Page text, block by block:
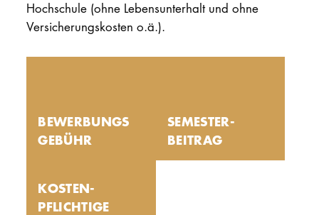
Hochschule (ohne Lebensunterhalt und ohne
Versicherungskosten o.ä.).
BEWERBUNGS
GEBÜHR
SEMESTER­
BEITRAG
KOSTEN­
PFLICHTIGE